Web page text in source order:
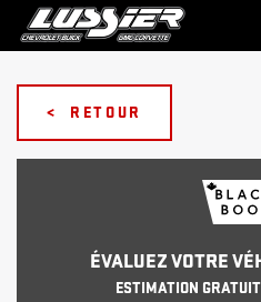
< RETOUR
ÉVALUEZ VOTRE
ESTIMATION